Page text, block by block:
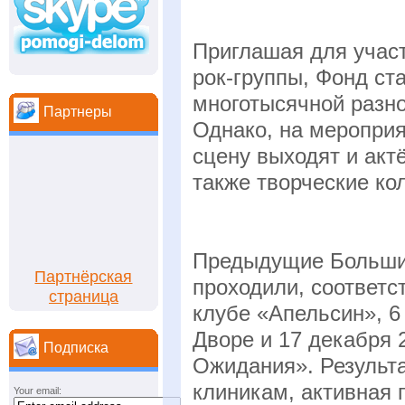
Приглашая для
рок-группы, Фонд
многотысячной
Однако, на
сцену выходят и
также творческие
Предыдущие
проходили,
клубе «Апельсин»,
Дворе и 17 декабря
Ожидания».
клиникам,
Партнеры
Партнёрская
страница
Подписка
Your email: